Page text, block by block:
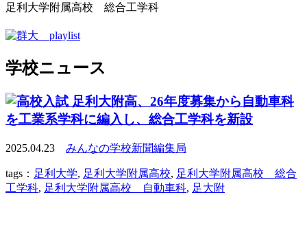
足利大学附属高校 総合工学科
学校ニュース
足利大附高、26年度募集から自動車科
を工業系学科に編入し、総合工学科を新設
2025.04.23 みんなの学校新聞編集局
tags： 足利大学, 足利大学附属高校, 足利大学附属高校 総合
工学科, 足利大学附属高校 自動車科, 足大附